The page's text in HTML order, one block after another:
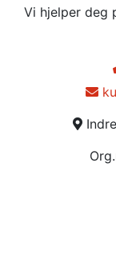
Vi hjelper deg